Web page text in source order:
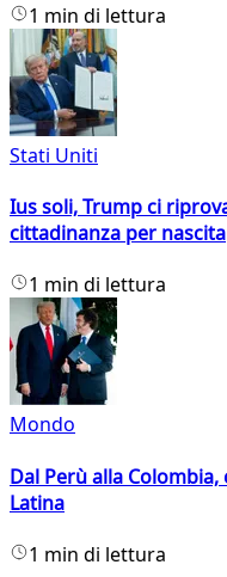
1 min di lettura
Stati Uniti
Ius soli, Trump ci
cittadinanza per nascita
1 min di lettura
Mondo
Dal Perù alla
Latina
1 min di lettura